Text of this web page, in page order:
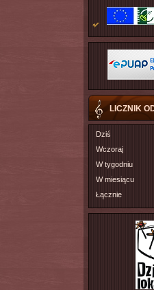
LICZNIK
Dziś
Wczoraj
W tygodniu
W miesiącu
Łącznie